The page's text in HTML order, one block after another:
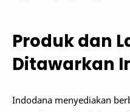
Produk dan
Ditawarkan
Indodana menyediakan